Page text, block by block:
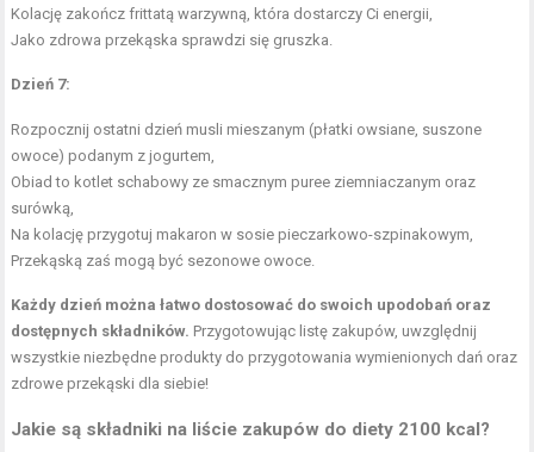
Kolację zakończ frittatą warzywną, która dostarczy Ci energii,
Jako zdrowa przekąska sprawdzi się gruszka.
Dzień 7:
Rozpocznij ostatni dzień musli mieszanym (płatki owsiane, suszone
owoce) podanym z jogurtem,
Obiad to kotlet schabowy ze smacznym puree ziemniaczanym oraz
surówką,
Na kolację przygotuj makaron w sosie pieczarkowo-szpinakowym,
Przekąską zaś mogą być sezonowe owoce.
Każdy dzień można łatwo dostosować do swoich upodobań oraz
dostępnych składników. Przygotowując listę zakupów, uwzględnij
wszystkie niezbędne produkty do przygotowania wymienionych dań oraz
zdrowe przekąski dla siebie!
Jakie są składniki na liście zakupów do diety 2100 kcal?